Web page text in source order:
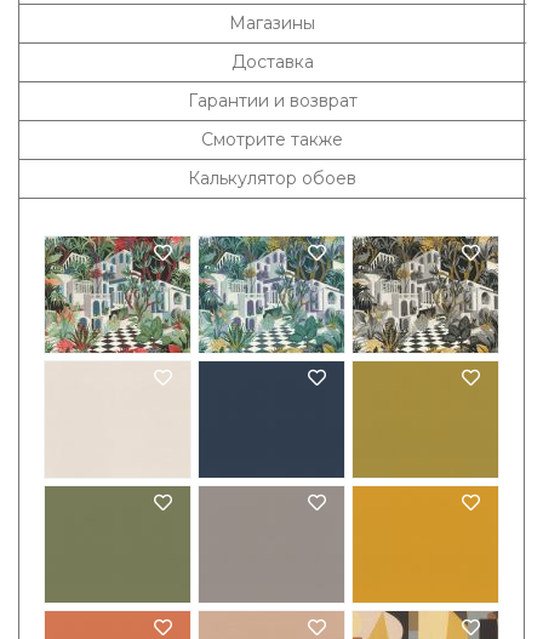
Магазины
Доставка
Гарантии и возврат
Смотрите также
Калькулятор обоев